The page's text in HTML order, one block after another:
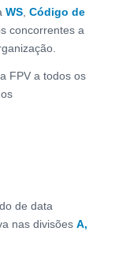
WS, Código de
concorrentes a
FPV a todos os
de data
nas divisões A,